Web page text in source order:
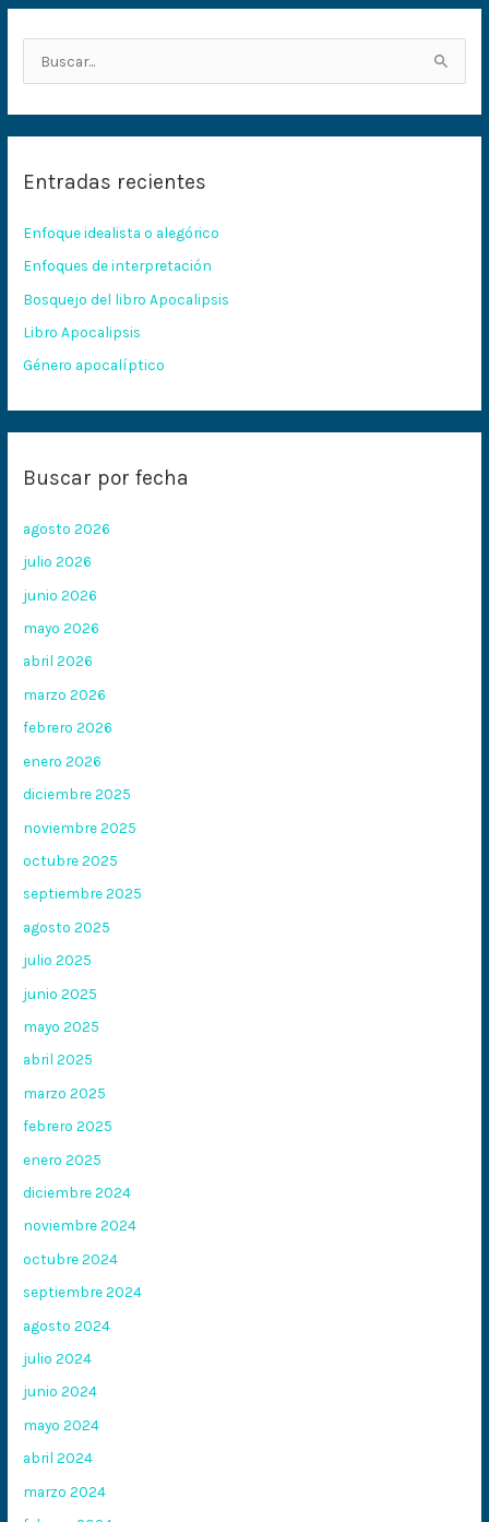
a
p
o
r
:
Entradas recientes
Enfoque idealista o alegórico
Enfoques de interpretación
Bosquejo del libro Apocalipsis
Libro Apocalipsis
Género apocalíptico
Buscar por fecha
agosto 2026
julio 2026
junio 2026
mayo 2026
abril 2026
marzo 2026
febrero 2026
enero 2026
diciembre 2025
noviembre 2025
octubre 2025
septiembre 2025
agosto 2025
julio 2025
junio 2025
mayo 2025
abril 2025
marzo 2025
febrero 2025
enero 2025
diciembre 2024
noviembre 2024
octubre 2024
septiembre 2024
agosto 2024
julio 2024
junio 2024
mayo 2024
abril 2024
marzo 2024